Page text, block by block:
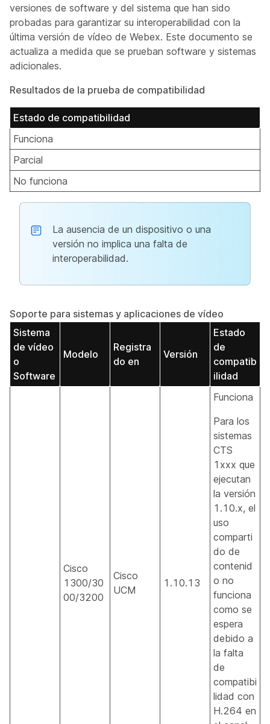
versiones de software y del sistema que han sido
probadas para garantizar su interoperabilidad con la
última versión de vídeo de Webex. Este documento se
actualiza a medida que se prueban software y sistemas
adicionales.
Resultados de la prueba de compatibilidad
Estado de compatibilidad
Funciona
Parcial
No funciona
La ausencia de un dispositivo o una
versión no implica una falta de
interoperabilidad.
Soporte para sistemas y aplicaciones de vídeo
Sistema
de vídeo
o
Software
Modelo
Registra
do en
Versión
Estado
de
compatib
ilidad
Cisco
1300/30
00/3200
Cisco
UCM
1.10.13
Funciona
Para los
sistemas
CTS
1xxx que
ejecutan
la versión
1.10.x, el
uso
comparti
do de
contenid
o no
funciona
como se
espera
debido a
la falta
de
compatibi
lidad con
H.264 en